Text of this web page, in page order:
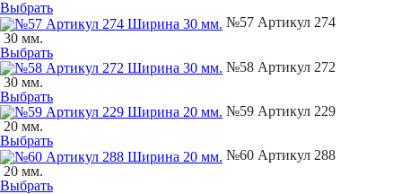
Выбрать
№57 Артикул 274
30 мм.
Выбрать
№58 Артикул 272
30 мм.
Выбрать
№59 Артикул 229
20 мм.
Выбрать
№60 Артикул 288
20 мм.
Выбрать